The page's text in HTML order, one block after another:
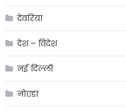
देवरिया
देश – विदेश
नई दिल्ली
नोएडा